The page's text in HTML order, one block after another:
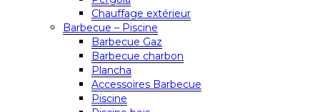
Chauffage extérieur
Barbecue – Piscine
Barbecue Gaz
Barbecue charbon
Plancha
Accessoires Barbecue
Piscine